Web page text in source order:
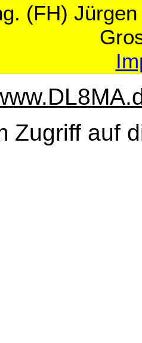
(FH)
Zugriff auf